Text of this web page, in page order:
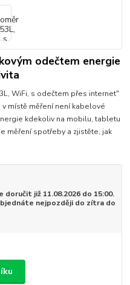
odečtem energie
WiFi, s odečtem přes internet"
místě měření není kabelové
kdekoliv na mobilu, tabletu
měření spotřeby a zjistěte, jak
doručit již 11.08.2026 do 15:00.
nejpozději do zítra do